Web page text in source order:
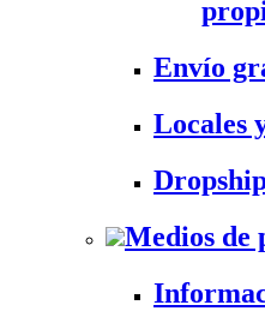
Envío
Locales
Medios de